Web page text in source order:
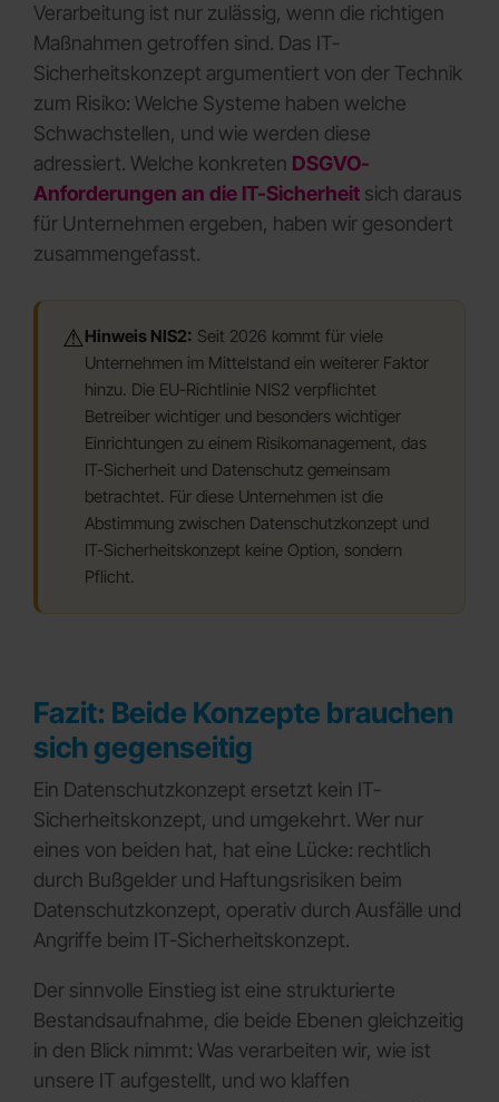
Verarbeitung ist nur zulässig, wenn die richtigen
Maßnahmen getroffen sind. Das IT-
Sicherheitskonzept argumentiert von der Technik
zum Risiko: Welche Systeme haben welche
Schwachstellen, und wie werden diese
adressiert. Welche konkreten DSGVO-
Anforderungen an die IT-Sicherheit sich daraus
für Unternehmen ergeben, haben wir gesondert
zusammengefasst.
⚠Hinweis NIS2: Seit 2026 kommt für viele
Unternehmen im Mittelstand ein weiterer Faktor
hinzu. Die EU-Richtlinie NIS2 verpflichtet
Betreiber wichtiger und besonders wichtiger
Einrichtungen zu einem Risikomanagement, das
IT-Sicherheit und Datenschutz gemeinsam
betrachtet. Für diese Unternehmen ist die
Abstimmung zwischen Datenschutzkonzept und
IT-Sicherheitskonzept keine Option, sondern
Pflicht.
Fazit: Beide Konzepte brauchen
sich gegenseitig
Ein Datenschutzkonzept ersetzt kein IT-
Sicherheitskonzept, und umgekehrt. Wer nur
eines von beiden hat, hat eine Lücke: rechtlich
durch Bußgelder und Haftungsrisiken beim
Datenschutzkonzept, operativ durch Ausfälle und
Angriffe beim IT-Sicherheitskonzept.
Der sinnvolle Einstieg ist eine strukturierte
Bestandsaufnahme, die beide Ebenen gleichzeitig
in den Blick nimmt: Was verarbeiten wir, wie ist
unsere IT aufgestellt, und wo klaffen